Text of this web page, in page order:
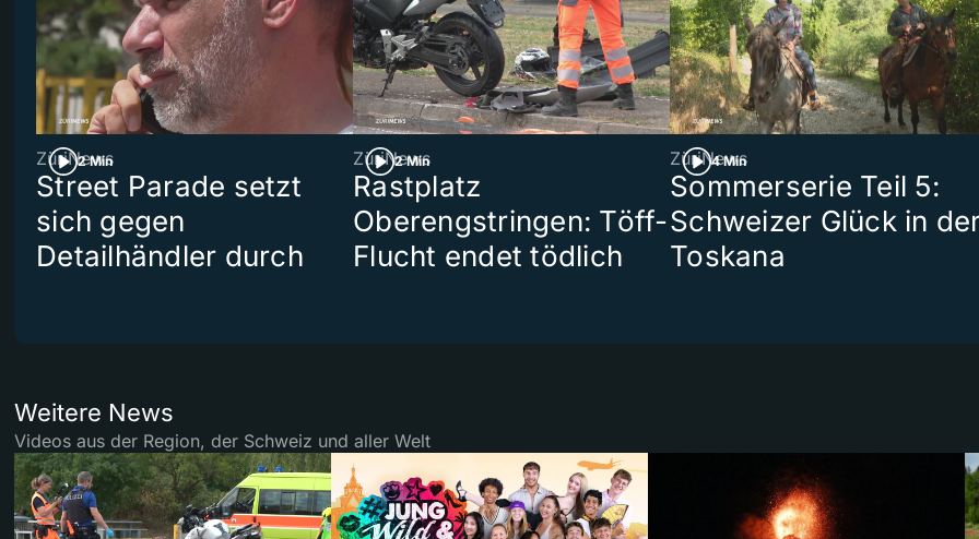
2 Min
ZüriNews
Street Parade setzt
sich gegen
Detailhändler durch
2 Min
ZüriNews
Rastplatz
Oberengstringen: Töff-
Flucht endet tödlich
4 Min
ZüriNews
Sommerserie Teil 5:
Schweizer Glück in
Toskana
Weitere News
Videos aus der Region, der Schweiz und aller Welt